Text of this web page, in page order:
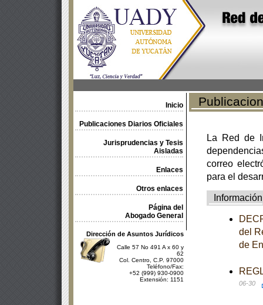
Inicio
Publicaciones Diarios Oficiales
Jurisprudencias y Tesis
Aisladas
Enlaces
Otros enlaces
Página del
Abogado General
Dirección de Asuntos Jurídicos
Calle 57 No 491 A x 60 y
62
Col. Centro, C.P. 97000
Teléfono/Fax:
+52 (999) 930-0900
Extensión: 1151
La Red de
correo
para el
Información
del
de
06-30